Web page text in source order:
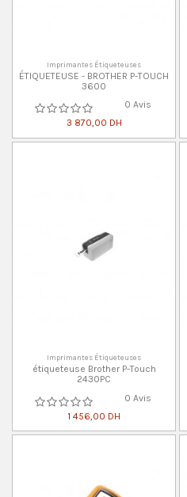
Imprimantes Étiqueteuses
ÉTIQUETEUSE - BROTHER P-TOUCH
3600
0 Avis
3 870,00 DH
Imprimantes Étiqueteuses
étiqueteuse Brother P-Touch
2430PC
0 Avis
1 456,00 DH